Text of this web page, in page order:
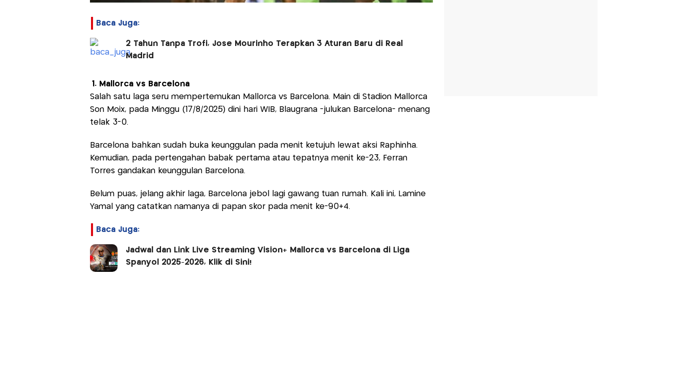
Baca Juga:
2 Tahun Tanpa Trofi, Jose Mourinho Terapkan 3 Aturan Baru di Real
Madrid
1. Mallorca vs Barcelona
Salah satu laga seru mempertemukan Mallorca vs Barcelona. Main di Stadion Mallorca
Son Moix, pada Minggu (17/8/2025) dini hari WIB, Blaugrana -julukan Barcelona- menang
telak 3-0.
Barcelona bahkan sudah buka keunggulan pada menit ketujuh lewat aksi Raphinha.
Kemudian, pada pertengahan babak pertama atau tepatnya menit ke-23, Ferran
Torres gandakan keunggulan Barcelona.
Belum puas, jelang akhir laga, Barcelona jebol lagi gawang tuan rumah. Kali ini, Lamine
Yamal yang catatkan namanya di papan skor pada menit ke-90+4.
Baca Juga:
Jadwal dan Link Live Streaming Vision+ Mallorca vs Barcelona di Liga
Spanyol 2025-2026, Klik di Sini!